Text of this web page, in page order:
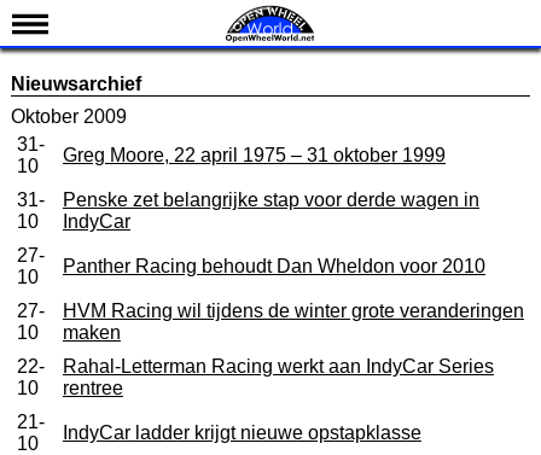
Kalender
Uitslagen
Standen
Coureurs
Teams
IndyCar 101
Indy 500
English
Nieuwsarchief
Oktober 2009
31-
10
Greg Moore, 22 april 1975 – 31 oktober 1999
31-
10
Penske zet belangrijke stap voor derde wagen in
IndyCar
27-
10
Panther Racing behoudt Dan Wheldon voor 2010
27-
10
HVM Racing wil tijdens de winter grote veranderingen
maken
22-
10
Rahal-Letterman Racing werkt aan IndyCar Series
rentree
21-
10
IndyCar ladder krijgt nieuwe opstapklasse